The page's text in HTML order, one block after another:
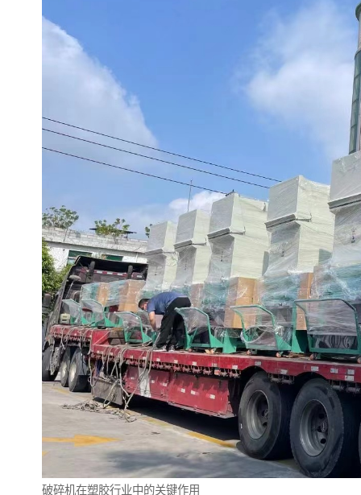
破碎机在塑胶行业中的关键作用